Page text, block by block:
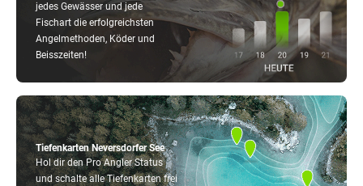
Tiefenkarten Neversdorfer See
Hol dir den Pro Angler Status
und schalte alle Tiefenkarten frei
jedes Gewässer und jede
Fischart die erfolgreichsten
Angelmethoden, Köder und
Beisszeiten!